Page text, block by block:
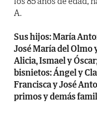
A.
Sus hijos: María
José María del Olmo
Alicia, Ismael y
bisnietos: Ángel y
Francisca y José
primos y demás